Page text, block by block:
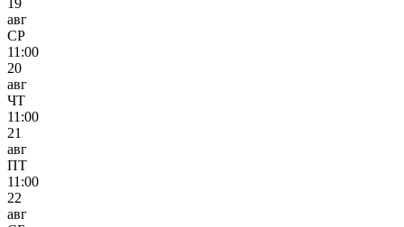
19
авг
СР
11:00
20
авг
ЧТ
11:00
21
авг
ПТ
11:00
22
авг